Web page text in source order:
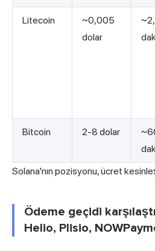
Litecoin
~0,005
dolar
Bitcoin 2-8 dolar
Solana'nın pozisyonu, ücret
Ödeme geçidi
Helio, Plisio,